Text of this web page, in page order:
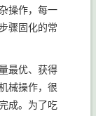
操作，每一
骤固化的常
最优、获得
械操作，很
成。为了吃